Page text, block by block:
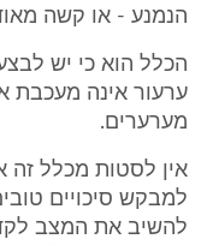
הנמנע - או קשה
הכלל הוא כי יש
ערעור אינה מעכבת
מערערים.
אין לסטות מכלל זה
למבקש סיכויים
להשיב את המצב